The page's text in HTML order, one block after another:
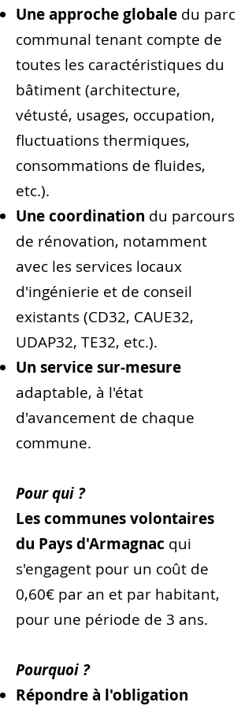
Une approche globale du parc
communal tenant compte de
toutes les caractéristiques du
bâtiment (architecture,
vétusté, usages, occu­pation,
fluctuations thermiques,
consommations de fluides,
etc.).
Une coordination du parcours
de rénovation, notamment
avec les services locaux
d'ingénierie et de conseil
existants (CD32, CAUE32,
UDAP32, TE32, etc.).
Un service sur-mesure
adaptable, à l'état
d'avancement de chaque
commune.
Pour qui ?
Les communes volontaires
du Pays d'Armagnac qui
s'engagent pour un coût de
0,60€ par an et par habitant,
pour une période de 3 ans.
Pourquoi ?
Répondre à l'obligation